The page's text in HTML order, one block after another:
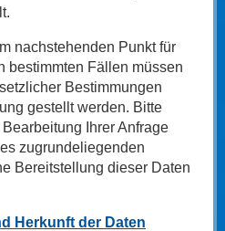
nachstehenden Punkt für
bestimmten Fällen müssen
Bestimmungen
gestellt werden. Bitte
Ihrer Anfrage
zugrundeliegenden
Bereitstellung dieser Daten
Herkunft der Daten